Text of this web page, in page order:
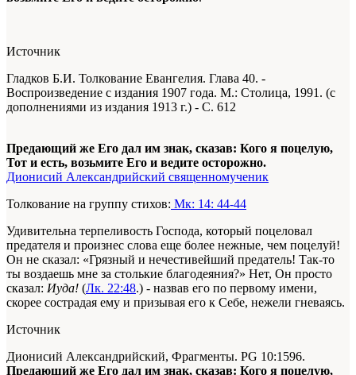
Источник
Гладков Б.И. Толкование Евангелия. Глава 40. -
Воспроизведение с издания 1907 года. М.: Столица, 1991. (с
дополнениями из издания 1913 г.) - С. 612
Предающий же Его дал им знак, сказав: Кого я поцелую,
Тот и есть, возьмите Его и ведите осторожно.
Дионисий Александрийский священномученик
Толкование на группу стихов: Мк: 14: 44-44
Удивительна терпеливость Господа, который поцеловал
предателя и произнес слова еще более нежные, чем поцелуй!
Он не сказал: «Грязный и нечестивейший предатель! Так-то
ты воздаешь мне за столькие благодеяния?» Нет, Он просто
сказал: Иуда! (Лк. 22:48.) - назвав его по первому имени,
скорее сострадая ему и призывая его к Себе, нежели гневаясь.
Источник
Дионисий Александрийский, Фрагменты. PG 10:1596.
Предающий же Его дал им знак, сказав: Кого я поцелую,